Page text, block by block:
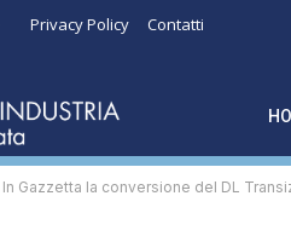
Privacy Policy Contatti
In Gazzetta la conversione del DL